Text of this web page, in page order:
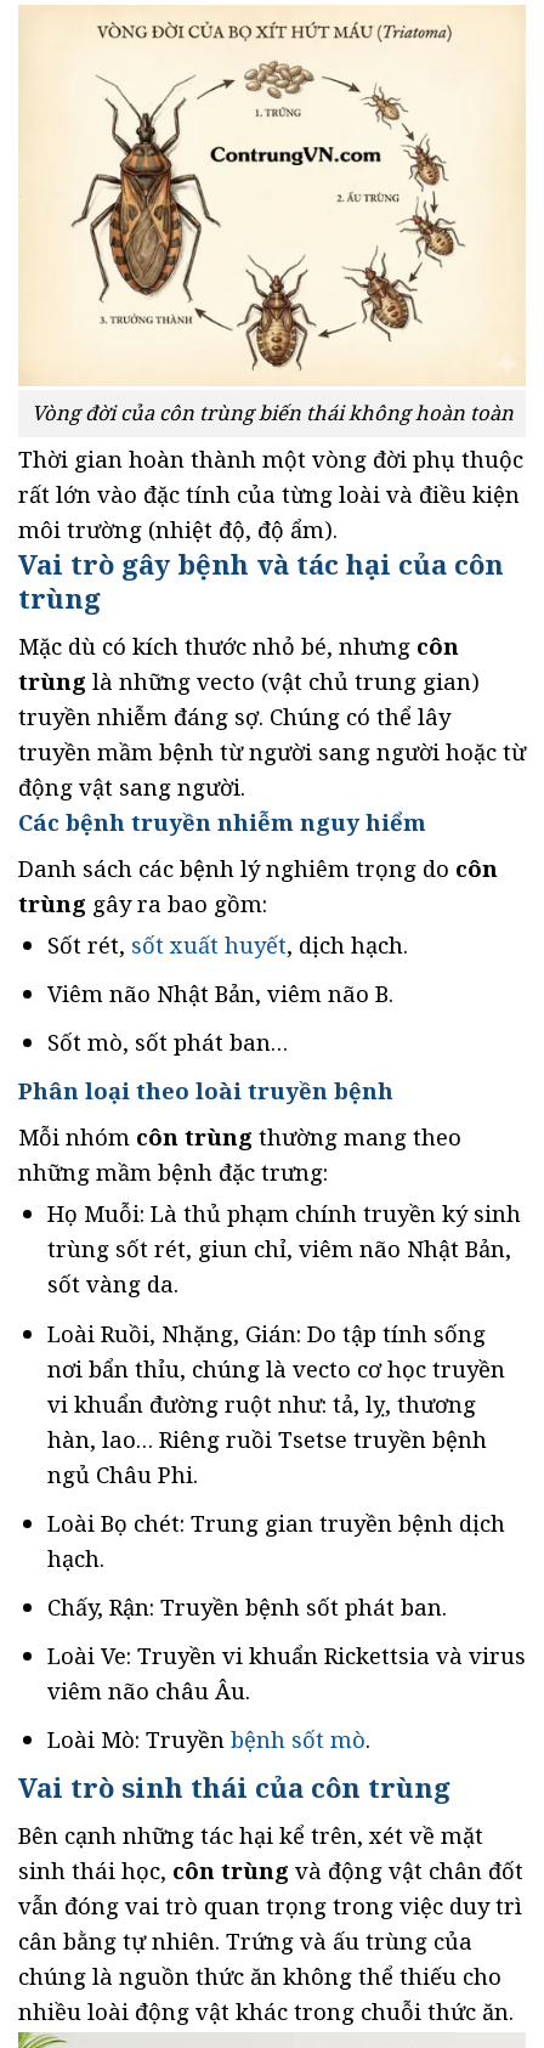
Vòng đời của côn trùng biến thái không hoàn toàn
Thời gian hoàn thành một vòng đời phụ thuộc
rất lớn vào đặc tính của từng loài và điều kiện
môi trường (nhiệt độ, độ ẩm).
Vai trò gây bệnh và tác hại của côn
trùng
Mặc dù có kích thước nhỏ bé, nhưng côn
trùng là những vecto (vật chủ trung gian)
truyền nhiễm đáng sợ. Chúng có thể lây
truyền mầm bệnh từ người sang người hoặc từ
động vật sang người.
Các bệnh truyền nhiễm nguy hiểm
Danh sách các bệnh lý nghiêm trọng do côn
trùng gây ra bao gồm:
Sốt rét, sốt xuất huyết, dịch hạch.
Viêm não Nhật Bản, viêm não B.
Sốt mò, sốt phát ban…
Phân loại theo loài truyền bệnh
Mỗi nhóm côn trùng thường mang theo
những mầm bệnh đặc trưng:
Họ Muỗi: Là thủ phạm chính truyền ký sinh
trùng sốt rét, giun chỉ, viêm não Nhật Bản,
sốt vàng da.
Loài Ruồi, Nhặng, Gián: Do tập tính sống
nơi bẩn thỉu, chúng là vecto cơ học truyền
vi khuẩn đường ruột như: tả, lỵ, thương
hàn, lao… Riêng ruồi Tsetse truyền bệnh
ngủ Châu Phi.
Loài Bọ chét: Trung gian truyền bệnh dịch
hạch.
Chấy, Rận: Truyền bệnh sốt phát ban.
Loài Ve: Truyền vi khuẩn Rickettsia và virus
viêm não châu Âu.
Loài Mò: Truyền bệnh sốt mò.
Vai trò sinh thái của côn trùng
Bên cạnh những tác hại kể trên, xét về mặt
sinh thái học, côn trùng và động vật chân đốt
vẫn đóng vai trò quan trọng trong việc duy trì
cân bằng tự nhiên. Trứng và ấu trùng của
chúng là nguồn thức ăn không thể thiếu cho
nhiều loài động vật khác trong chuỗi thức ăn.